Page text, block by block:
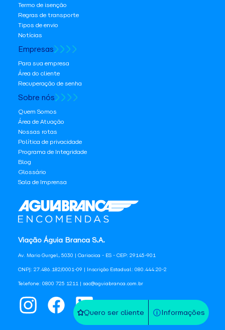
Quero ser cliente Informações
Viação Águia Branca S.A.
Av. Mario Gurgel, 5030 | Cariacica - ES - CEP: 29145-901
CNPJ: 27.486.182/0001-09 | Inscrição Estadual: 080.444.20-2
Telefone: 0800 725 1211 | sac@aguiabranca.com.br
Termo de isenção
Regras de transporte
Tipos de envio
Notícias
Empresas
Para sua empresa
Área do cliente
Recuperação de senha
Sobre nós
Quem Somos
Área de Atuação
Nossas rotas
Política de privacidade
Programa de Integridade
Blog
Glossário
Sala de Imprensa